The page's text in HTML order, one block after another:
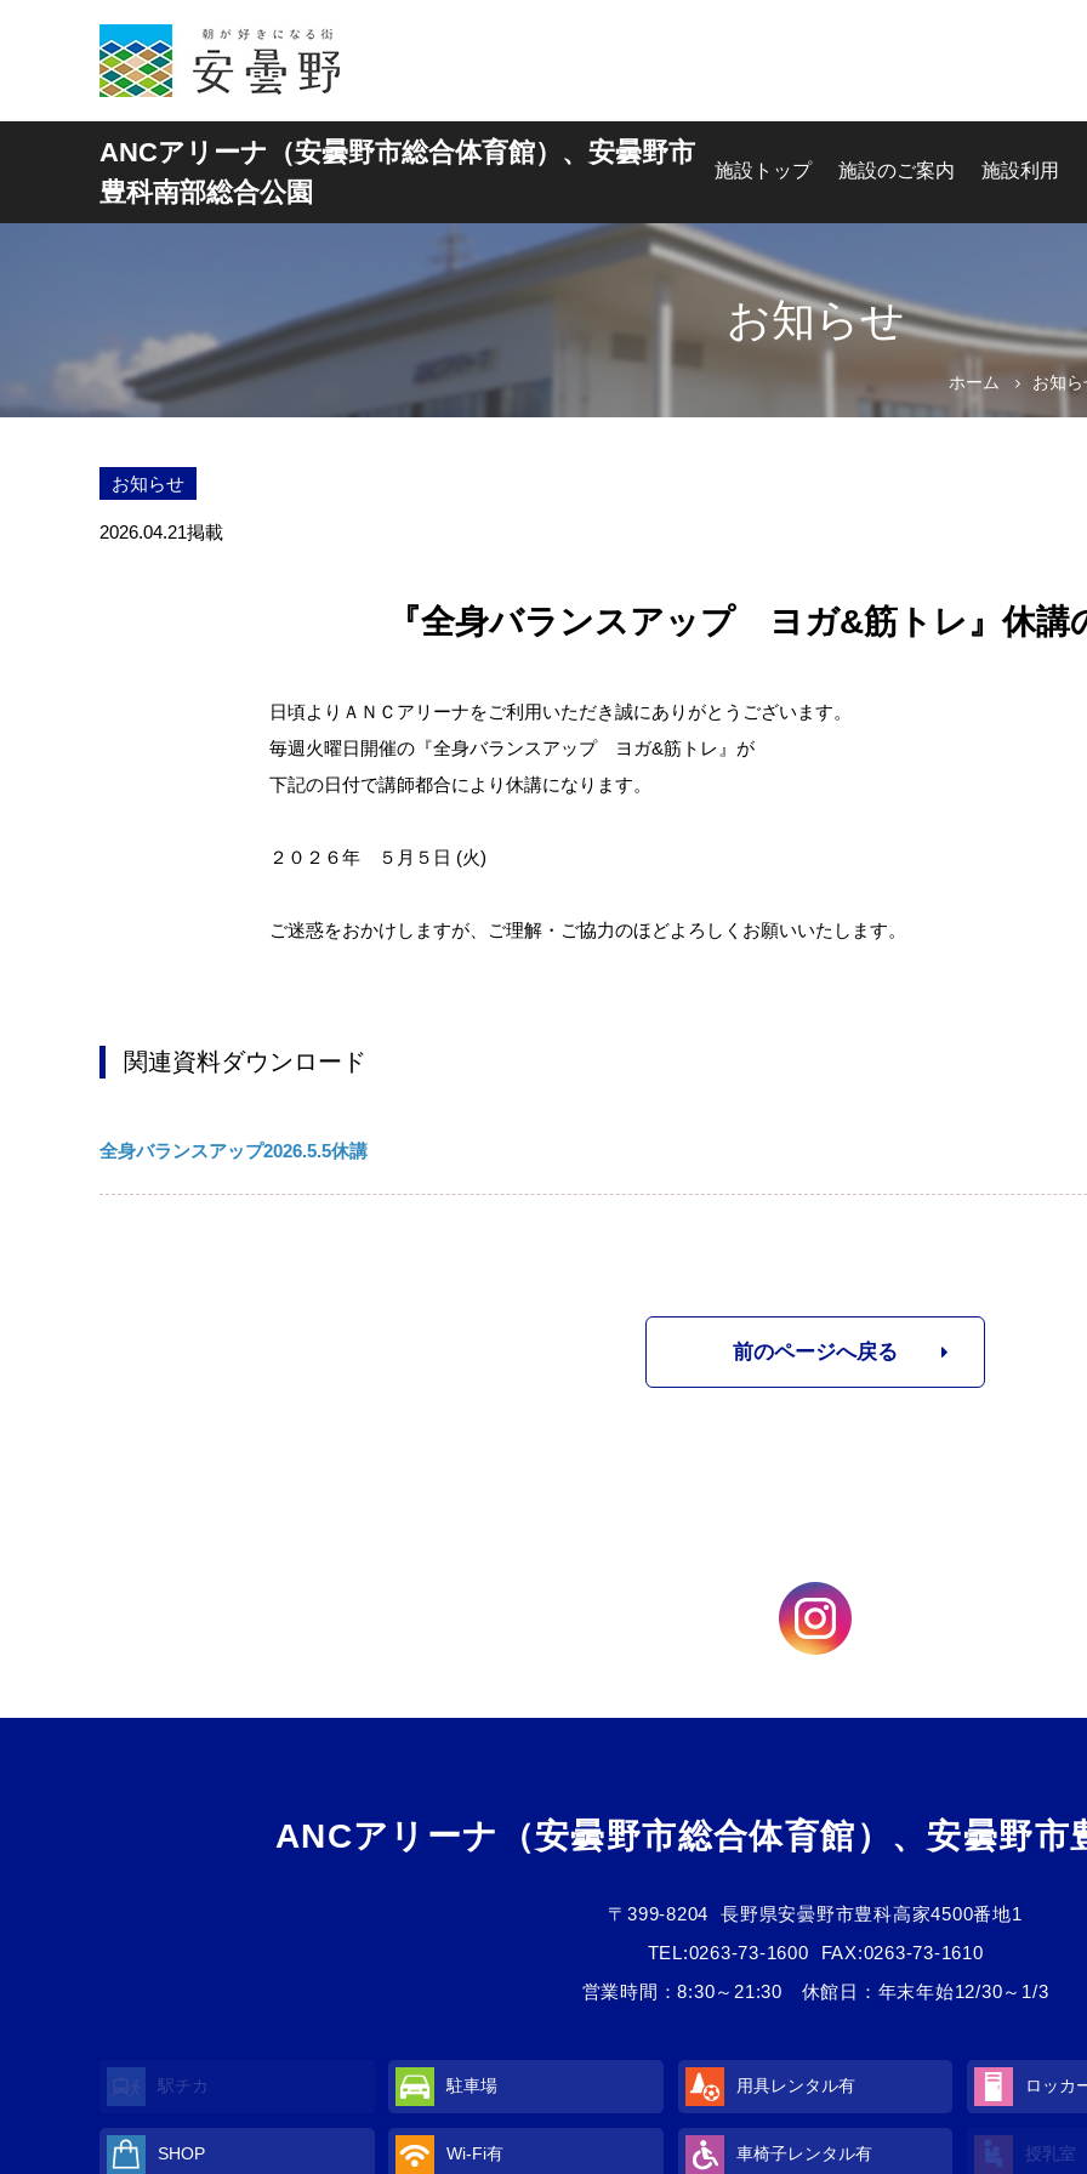
ANCアリーナ（安曇野市総合体育館）、安曇野市
豊科南部総合公園
施設トップ 施設のご案内 施設利用
お知らせ
ホーム お知
お知らせ
2026.04.21掲載
『全身バランスアップ ヨガ&筋トレ』休講
日頃よりＡＮＣアリーナをご利用いただき誠にありがとうございます。
毎週火曜日開催の『全身バランスアップ ヨガ&筋トレ』が
下記の日付で講師都合により休講になります。
２０２６年 ５月５日 (火)
ご迷惑をおかけしますが、ご理解・ご協力のほどよろしくお願いいたします。
関連資料ダウンロード
全身バランスアップ2026.5.5休講
前のページへ戻る
ANCアリーナ（安曇野市総合体育館）、安曇野市
〒399-8204
長野県安曇野市豊科高家4500番地1
TEL:0263-73-1600
FAX:0263-73-1610
営業時間：8:30～21:30 休館日：年末年始12/30～1/3
駅チカ 駐車場 用具レンタル有 ロッカ
SHOP Wi-Fi有 車椅子レンタル有 授乳室